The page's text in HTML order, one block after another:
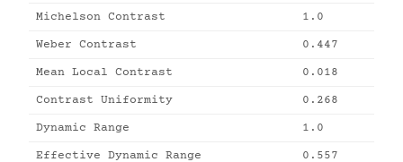
Michelson Contrast 1.0
Weber Contrast 0.447
Mean Local Contrast 0.018
Contrast Uniformity 0.268
Dynamic Range 1.0
Effective Dynamic Range 0.557